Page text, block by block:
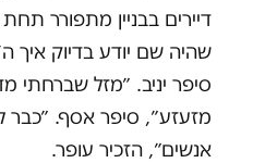
דיירים בבניין מתפורר תחת
שהיה שם יודע בדיוק איך
סיפר יניב. ״מזל שברחתי
אנשים״, הזכיר עופר.